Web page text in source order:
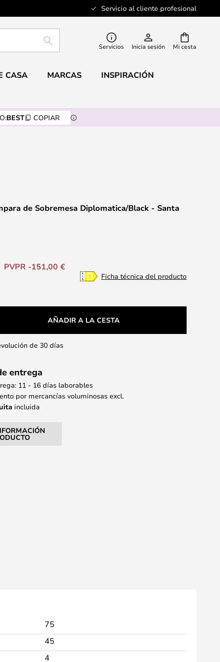
Servicio al cliente profesional
Mi cesta
BUSCAR Servicios Inicia sesión
CASA MARCAS INSPIRACIÓN
BEST COPIAR
de Sobremesa Diplomatica/Black - Santa
PVPR -151,00 €
Ficha técnica del producto
AÑADIR A LA CESTA
de 30 días
entrega
11 - 16 días laborables
por mercancías voluminosas excl.
incluida
75
45
4